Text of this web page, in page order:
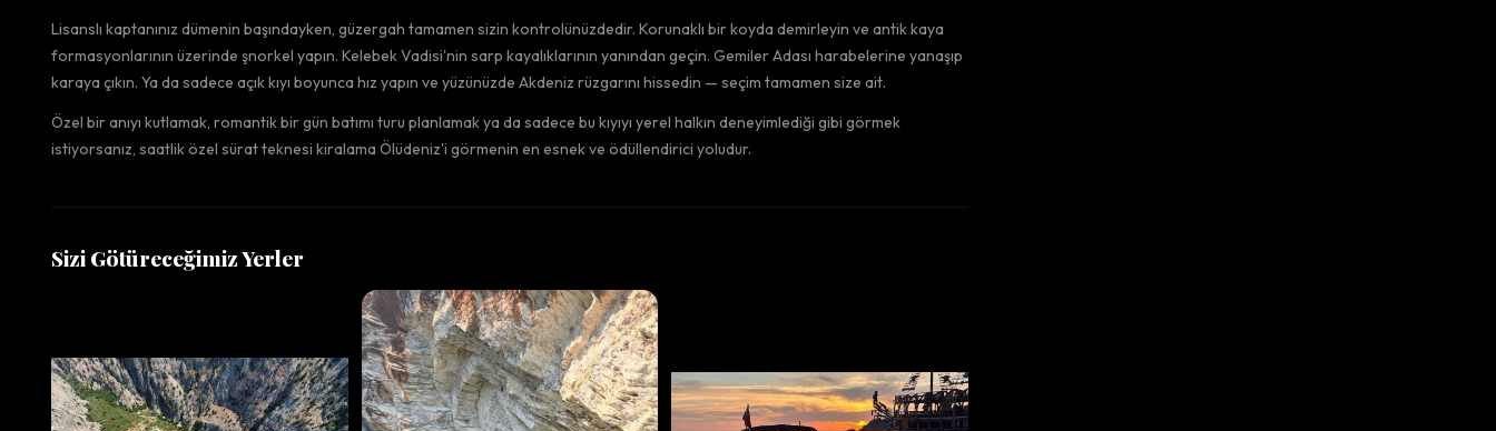
Lisanslı kaptanınız dümenin başındayken, güzergah tamamen sizin kontrolünüzdedir. Korunaklı bir koyda demirleyin ve antik kaya
formasyonlarının üzerinde şnorkel yapın. Kelebek Vadisi'nin sarp kayalıklarının yanından geçin. Gemiler Adası harabelerine yanaşıp
karaya çıkın. Ya da sadece açık kıyı boyunca hız yapın ve yüzünüzde Akdeniz rüzgarını hissedin — seçim tamamen size ait.
Özel bir anıyı kutlamak, romantik bir gün batımı turu planlamak ya da sadece bu kıyıyı yerel halkın deneyimlediği gibi görmek
istiyorsanız, saatlik özel sürat teknesi kiralama Ölüdeniz'i görmenin en esnek ve ödüllendirici yoludur.
Sizi Götüreceğimiz Yerler